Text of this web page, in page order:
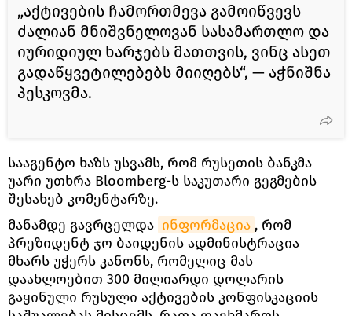
„აქტივების ჩამორთმევა გამოიწვევს
ძალიან მნიშვნელოვან სასამართლო და
იურიდიულ ხარჯებს მათთვის, ვინც ასეთ
გადაწყვეტილებებს მიიღებს“, — აჭნიშნა
პესკოვმა.
სააგენტო ხაზს უსვამს, რომ რუსეთის ბანკმა
უარი უთხრა Bloomberg-ს საკუთარი გეგმების
შესახებ კომენტარზე.
მანამდე გავრცელდა ინფორმაცია , რომ
პრეზიდენტ ჯო ბაიდენის ადმინისტრაცია
მხარს უჭერს კანონს, რომელიც მას
დაახლოებით 300 მილიარდი დოლარის
გაყინული რუსული აქტივების კონფისკაციის